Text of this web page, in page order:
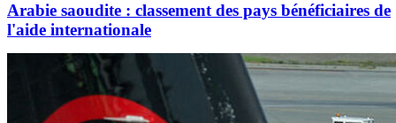
Arabie saoudite : classement des pays bénéficiaires de
l'aide internationale